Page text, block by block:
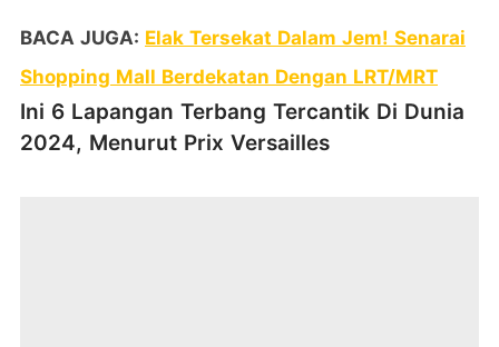
BACA JUGA: Elak Tersekat Dalam Jem! Senarai
Shopping Mall Berdekatan Dengan LRT/MRT
Ini 6 Lapangan Terbang Tercantik Di Dunia
2024, Menurut Prix Versailles